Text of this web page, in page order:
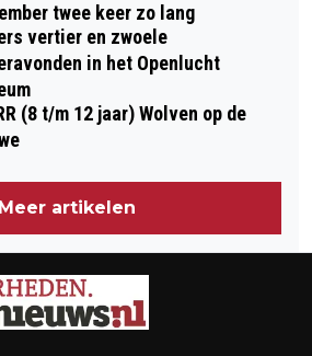
twee keer zo lang
vertier en zwoele
in het Openlucht
(8 t/m 12 jaar) Wolven op de
Meer artikelen